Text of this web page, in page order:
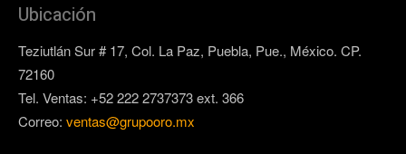
Ubicación
Teziutlán Sur # 17, Col. La Paz, Puebla, Pue., México. CP.
72160
Tel. Ventas: +52 222 2737373 ext. 366
Correo: ventas@grupooro.mx